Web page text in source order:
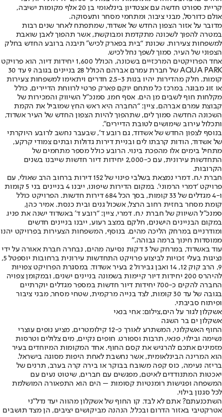
קריית ספורט חדשה עם אצטדיון בינלאומי בן 20 אלף מקומות ישיבה,
אולם כדורסל, מבני ציבור, ומתחמי מסחר ותעסוקה.
מדובר על אזור הצפון החדש של אשדוד, שמתפתח לאחר שנים רבות
במטרה להפוך לשכונה מתקדמת ומבוקשת, אשר תהפוך לאבן שואבת
למשפחות צעירות. שכונת “בית בפארק לכיש" תיבנה ברובע החדש בחלק
הצפוני של העיר, סמוך לשפך נחל לכיש.
אחד הפרויקטים המרכזיים בשכונה, הכולל 1,600 יחידות דיור, הוא פרויקט
AQUA PARK של חברת עמרם אברהם הכולל 28 בניינים בגובה 9 עד 30
קומות. חלק מהדירות יהיו בנות 2.5-3 חדרים ויתאימו למשפחות צעירות
או זוג מבוגר. במרכז כל מתחם יוקם פארק פרטי לרווחת הדיירים, כולל
מקלחות חוף לשבים מן הים. אסף חמו, סמנכ"ל השיווק והמכירות של
קבוצת עמרם אברהם, ציין: “החברה היא ראש החץ שמוביל את הקמת
השכונה החדשה סמוך לים, שתהפוך להיות הצפון החדש של העיר אשדוד,
ותכלול עירוב שימושים לטובת הדיירים".
בנוסף לצפון החדש של אשדוד, גם רובע ד’, שבעבר נחשב לרובע היוקרתי
של אשדוד, הודות קרבתו לים ובניית דירות גדולות ובתים צמודי קרקע,
מתחיל בימים אלו מהפכת בינוי. הרובע כולל מספר מתחמים של
התחדשות עירונית, עם כ-2,000 יחידות דיור חדשות שייבנו בשנים
הקרובות.
חברת י.ח. דמרי נמצאת בשלבי פינוי של 152 דירות ברחוב הרב שאולי, עם
פרויקט ‘דמרי הרמוני’. במקום הדירות שיפונו, ייבנו 4 בניינים בני 5 קומות
ו-4 מגדלים של 33 קומות, בסך הכל 684 דירות חדשות. הפרויקט כולל
קומת מסחר בחזית רחוב הרצל, אשכול גנים ובית כנסת. אמיר כהן,
סמנכ"ל השיווק של חברת י.ח. דמרי, ציין: “רובע ד’ באשדוד ישנה את פניו.
במקום הבניינים הישנים, חלקם במצב רעוע, ייבנו בניינים חדשים
ומודרניים במרחק הליכה מהים. בנוסף, המשפחות הצעירות בפרויקט יהנו
ממוסדות חינוך ברמה גבוהה."
עוד באשדוד, במרחק של 3 דקות נסיעה מהים, נבחרה חברת אאורה על ידי
נציגות בעלי זכויות לביצוע פרויקט התחדשות עירונית ברחובות יוספטל 5,
9, הרב קוק 12, 14 ואבן גבירול 2 בעיר אשדוד. במסגרת הפרויקט צפויות
להיהרס 200 יחידות דיור קיימות בשמונה בניינים ישנים, ובמקומן צפויה
החברה להקים כ-700 יחידות דיור חדשות במספר מגדלים יוקרתיים
בגובה של עד 30 קומות, לצד בנייה מרקמית, שטחי מסחר, מבני ציבור
ופיתוח סביבתי.
אשקלון לגור על הים,צילום: אחי בנאי
אשקלון ים בר השגה
החוף האשקלוני, המשתרע לאורך כ-12 קילומטרים, מציע נופים עוצרי
נשימה ובילוי, פנאי, תרבות וספורט. חופים נקיים, מים צלולים וטרסות
מזמינים אתכם להרגיש את קסם החוף. אחד המקומות המיוחדים בעיר
הוא המרינה הבינלאומית, אשר נחשבת לאחת היפות מסוגה בישראל.
בריזה נעימה, כוס קפה משובח בבוקר או בירה קרה בערב, תרנים של
יאכטות המתנודדים לאיטם, מפגשים עם חברים, שיטוט נעים עם
המשפחה ופגישות רומנטיות קסומות – הים הוא התפאורה המושלמת
לכל סגנון בילוי.
השתכנעתם? אתם לא לבד. קו החוף של אשקלון מהווה יעד נדל"ני
אטרקטיבי באזור הדרום ובכלל, הנהנה מביקושים יציבים, הן מצד תושבים